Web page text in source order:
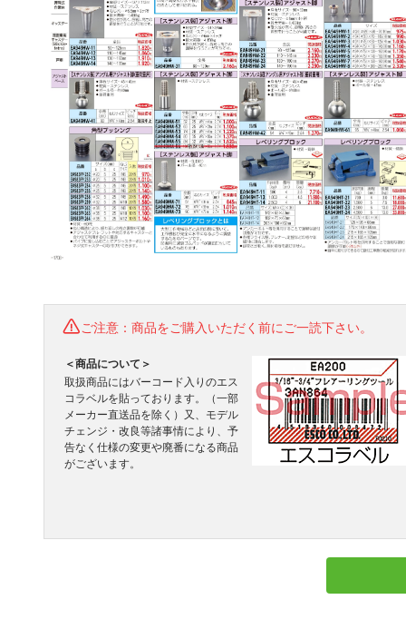
ご注意：商品をご購入いただく前にご一読下さい。
＜商品について＞
取扱商品にはバーコード入りのエス
コラベルを貼っております。（一部
メーカー直送品を除く）又、モデル
チェンジ・改良等諸事情により、予
告なく仕様の変更や廃番になる商品
がございます。